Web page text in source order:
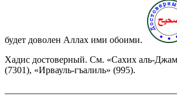
будет доволен Аллах ими обоими.
Хадис достоверный. См. «Сахих аль-
(7301), «Ирвауль-гъалиль» (995).